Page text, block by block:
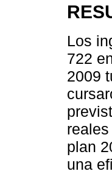
Los
722
2009
plan
una